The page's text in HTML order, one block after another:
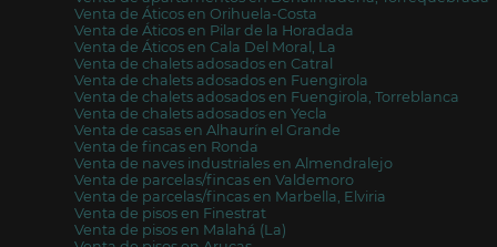
Venta de Áticos en Orihuela-Costa
Venta de Áticos en Pilar de la Horadada
Venta de Áticos en Cala Del Moral, La
Venta de chalets adosados en Catral
Venta de chalets adosados en Fuengirola
Venta de chalets adosados en Fuengirola, Torreblanca
Venta de chalets adosados en Yecla
Venta de casas en Alhaurín el Grande
Venta de fincas en Ronda
Venta de naves industriales en Almendralejo
Venta de parcelas/fincas en Valdemoro
Venta de parcelas/fincas en Marbella, Elviria
Venta de pisos en Finestrat
Venta de pisos en Malahá (La)